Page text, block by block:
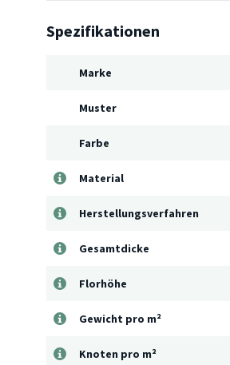
Spezifikationen
Marke
Muster
Farbe
Material
Herstellungsverfahren
Gesamtdicke
Florhöhe
Gewicht pro m²
Knoten pro m²